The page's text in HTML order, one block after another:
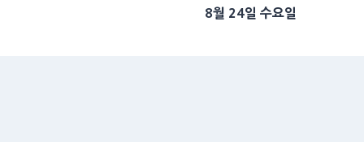
8월 24일 수요일